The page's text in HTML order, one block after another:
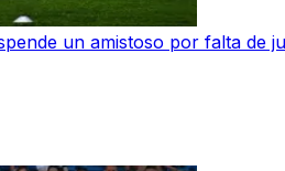
un amistoso por falta de